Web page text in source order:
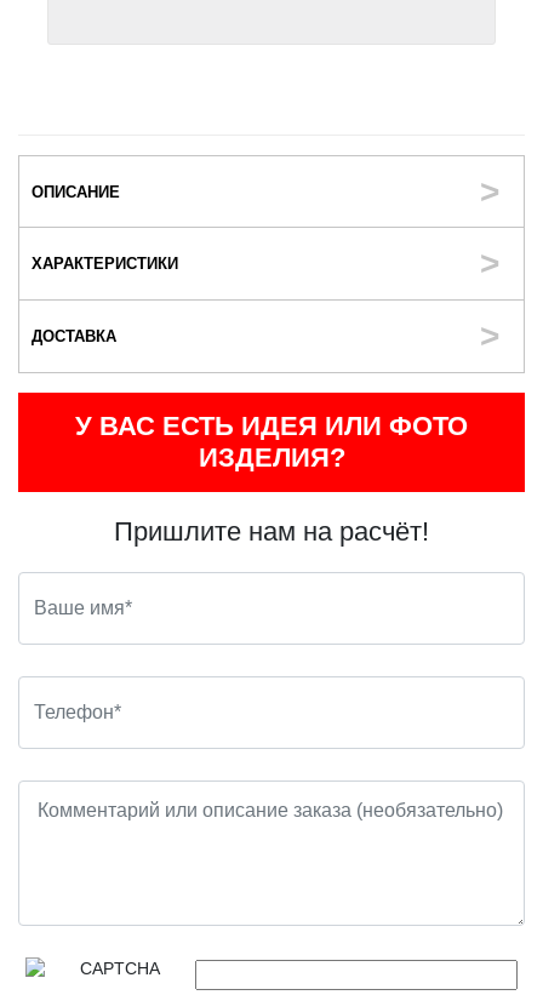
ОПИСАНИЕ
ХАРАКТЕРИСТИКИ
ДОСТАВКА
У ВАС ЕСТЬ ИДЕЯ ИЛИ ФОТО
ИЗДЕЛИЯ?
Пришлите нам на расчёт!